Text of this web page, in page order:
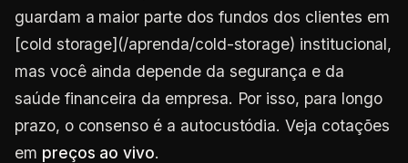
guardam a maior parte dos fundos dos clientes em
[cold storage](/aprenda/cold-storage) institucional,
mas você ainda depende da segurança e da
saúde financeira da empresa. Por isso, para longo
prazo, o consenso é a autocustódia. Veja cotações
em preços ao vivo.